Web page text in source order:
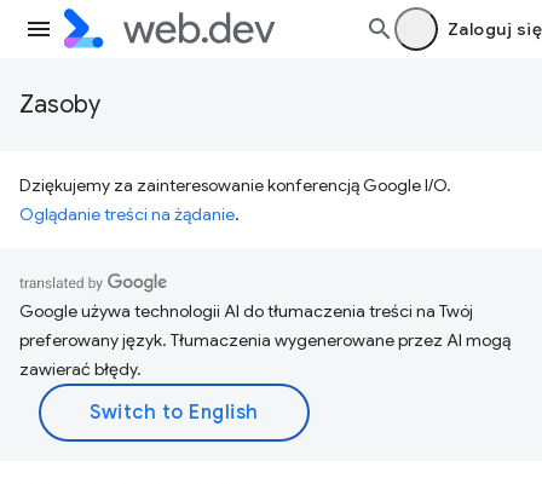
Zaloguj się
Zasoby
Dziękujemy za zainteresowanie konferencją Google I/O.
Oglądanie treści na żądanie.
Google używa technologii AI do tłumaczenia treści na Twój
preferowany język. Tłumaczenia wygenerowane przez AI mogą
zawierać błędy.